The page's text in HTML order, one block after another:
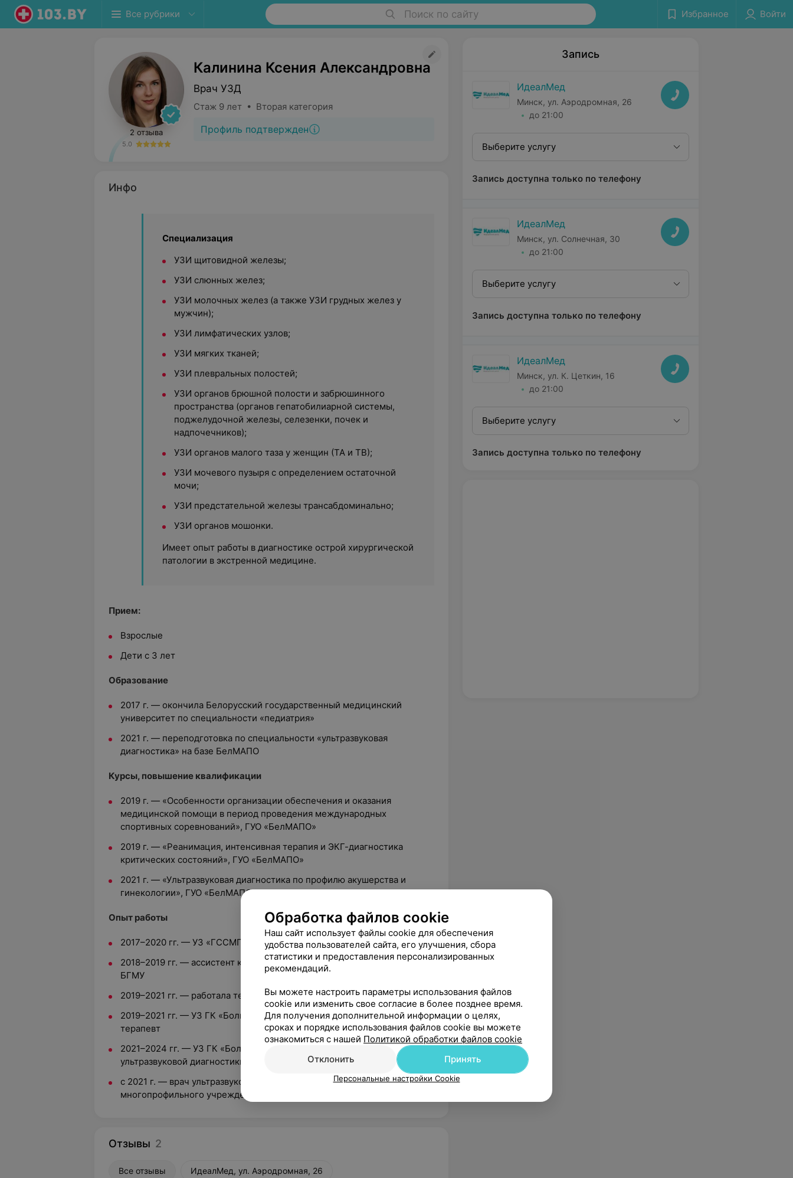
Все рубрики Поиск по сайту Избранное Войти
2 отзыва
5.0
Калинина Ксения Александровна
Врач УЗД
Стаж 9 лет • Вторая категория
Профиль подтвержден
Инфо
Специализация
УЗИ щитовидной железы;
УЗИ слюнных желез;
УЗИ молочных желез (а также УЗИ грудных желез у
мужчин);
УЗИ лимфатических узлов;
УЗИ мягких тканей;
УЗИ плевральных полостей;
УЗИ органов брюшной полости и забрюшинного
пространства (органов гепатобилиарной системы,
поджелудочной железы, селезенки, почек и
надпочечников);
УЗИ органов малого таза у женщин (ТА и ТВ);
УЗИ мочевого пузыря с определением остаточной
мочи;
УЗИ предстательной железы трансабдоминально;
УЗИ органов мошонки.
Имеет опыт работы в диагностике острой хирургической
патологии в экстренной медицине.
Прием:
Взрослые
Дети с 3 лет
Образование
2017 г. — окончила Белорусский государственный медицинский
университет по специальности «педиатрия»
2021 г. — переподготовка по специальности «ультразвуковая
диагностика» на базе БелМАПО
Курсы, повышение квалификации
2019 г. — «Особенности организации обеспечения и оказания
медицинской помощи в период проведения международных
спортивных соревнований», ГУО «БелМАПО»
2019 г. — «Реанимация, интенсивная терапия и ЭКГ-диагностика
критических состояний», ГУО «БелМАПО»
2021 г. — «Ультразвуковая диагностика по профилю акушерства и
гинекологии», ГУО «БелМАПО»
Опыт работы
2017–2020 гг. — УЗ «ГССМП», врач скорой медицинской помощи
2018–2019 гг. — ассистент кафедры «Патологическая физиология»
БГМУ
2019–2021 гг. — работала терапевтом в больнице г. Минска
2019–2021 гг. — УЗ ГК «Больница скорой медицинской помощи», врач-
терапевт
2021–2024 гг. — УЗ ГК «Больница скорой медицинской помощи», врач
ультразвуковой диагностики
с 2021 г. — врач ультразвуковой диагностики на базе
многопрофильного учреждения здравоохранения
Отзывы 2
Все отзывы ИдеалМед, ул. Аэродромная, 26
Запись
ИдеалМед
Минск, ул. Аэродромная, 26
до 21:00
Выберите услугу
Запись доступна только по телефону
ИдеалМед
Минск, ул. Солнечная, 30
до 21:00
Выберите услугу
Запись доступна только по телефону
ИдеалМед
Минск, ул. К. Цеткин, 16
до 21:00
Выберите услугу
Запись доступна только по телефону
Обработка файлов cookie
Наш сайт использует файлы cookie для обеспечения
удобства пользователей сайта, его улучшения, сбора
статистики и предоставления персонализированных
рекомендаций.
Вы можете настроить параметры использования файлов
cookie или изменить свое согласие в более позднее время.
Для получения дополнительной информации о целях,
сроках и порядке использования файлов cookie вы можете
ознакомиться с нашей Политикой обработки файлов cookie
Отклонить
Принять
Персональные настройки Cookie